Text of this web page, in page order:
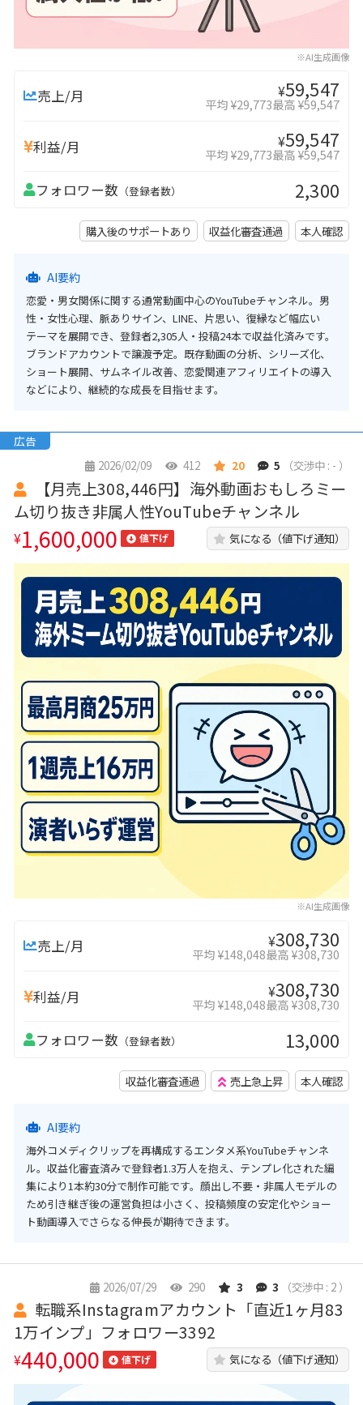
※AI生成画像
売上/月 ¥59,547
平均 ¥29,773最高 ¥59,547
利益/月 ¥59,547
平均 ¥29,773最高 ¥59,547
フォロワー数 （登録者数） 2,300
購入後のサポートあり 収益化審査通過 本人確認
AI要約
恋愛・男女関係に関する通常動画中心のYouTubeチャンネル。男
性・女性心理、脈ありサイン、LINE、片思い、復縁など幅広い
テーマを展開でき、登録者2,305人・投稿24本で収益化済みです。
ブランドアカウントで譲渡予定。既存動画の分析、シリーズ化、
ショート展開、サムネイル改善、恋愛関連アフィリエイトの導入
などにより、継続的な成長を目指せます。
広告
2026/02/09
412 20 5 （交渉中 : - ）
※AI生成画像
【月売上308,446円】海外動画おもしろミー
ム切り抜き非属人性YouTubeチャンネル
¥1,600,000 値下げ 気になる（値下げ通知）
売上/月 ¥308,730
平均 ¥148,048最高 ¥308,730
利益/月 ¥308,730
平均 ¥148,048最高 ¥308,730
フォロワー数 （登録者数） 13,000
収益化審査通過 売上急上昇 本人確認
AI要約
海外コメディクリップを再構成するエンタメ系YouTubeチャンネ
ル。収益化審査済みで登録者1.3万人を抱え、テンプレ化された編
集により1本約30分で制作可能です。顔出し不要・非属人モデルの
ため引き継ぎ後の運営負担は小さく、投稿頻度の安定化やショー
ト動画導入でさらなる伸長が期待できます。
2026/07/29 290 3 3 （交渉中 : 2 ）
転職系Instagramアカウント「直近1ヶ月83
1万インプ」フォロワー3392
¥440,000 値下げ 気になる（値下げ通知）